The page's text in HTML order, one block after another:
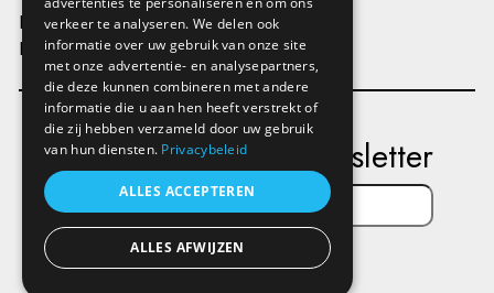
Privacy
Disclaimer
Subscribe to our newsletter
verkeer te analyseren. We delen ook
informatie over uw gebruik van onze site
met onze advertentie- en analysepartners,
die deze kunnen combineren met andere
informatie die u aan hen heeft verstrekt of
die zij hebben verzameld door uw gebruik
van hun diensten. Privacybeleid
ALLES ACCEPTEREN
ALLES AFWIJZEN